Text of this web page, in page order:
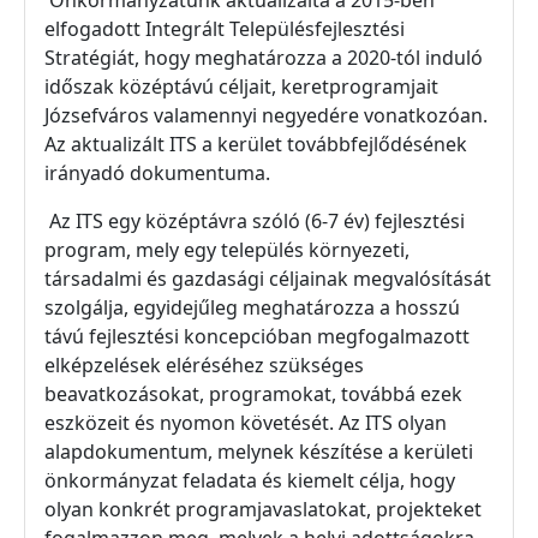
elfogadott Integrált Településfejlesztési
Stratégiát, hogy meghatározza a 2020-tól induló
időszak középtávú céljait, keretprogramjait
Józsefváros valamennyi negyedére vonatkozóan.
Az aktualizált ITS a kerület továbbfejlődésének
irányadó dokumentuma.
Az ITS egy középtávra szóló (6-7 év) fejlesztési
program, mely egy település környezeti,
társadalmi és gazdasági céljainak megvalósítását
szolgálja, egyidejűleg meghatározza a hosszú
távú fejlesztési koncepcióban megfogalmazott
elképzelések eléréséhez szükséges
beavatkozásokat, programokat, továbbá ezek
eszközeit és nyomon követését. Az ITS olyan
alapdokumentum, melynek készítése a kerületi
önkormányzat feladata és kiemelt célja, hogy
olyan konkrét programjavaslatokat, projekteket